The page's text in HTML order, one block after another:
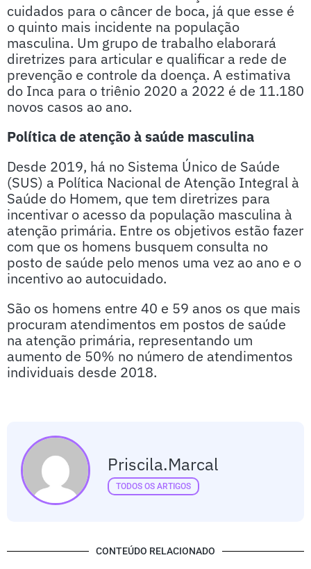
cuidados para o câncer de boca, já que esse é
o quinto mais incidente na população
masculina. Um grupo de trabalho elaborará
diretrizes para articular e qualificar a rede de
prevenção e controle da doença. A estimativa
do Inca para o triênio 2020 a 2022 é de 11.180
novos casos ao ano.
Política de atenção à saúde masculina
Desde 2019, há no Sistema Único de Saúde
(SUS) a Política Nacional de Atenção Integral à
Saúde do Homem, que tem diretrizes para
incentivar o acesso da população masculina à
atenção primária. Entre os objetivos estão fazer
com que os homens busquem consulta no
posto de saúde pelo menos uma vez ao ano e o
incentivo ao autocuidado.
São os homens entre 40 e 59 anos os que mais
procuram atendimentos em postos de saúde
na atenção primária, representando um
aumento de 50% no número de atendimentos
individuais desde 2018.
Priscila.marcal
TODOS OS ARTIGOS
CONTEÚDO RELACIONADO